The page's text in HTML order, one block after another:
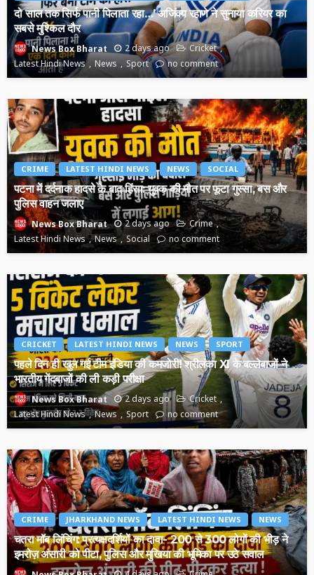
दो साल तक सिर्फ पानी पिलाता रहा…’ अजिंक्य रहाणे ने सुनाया करियर का
सबसे मुश्किल दौर
News Box Bharat 2 days ago
Cricket
Latest Hindi News
News Sport no comment
CRIME LATEST HINDI NEWS NEWS SOCIAL
पटना में दर्दनाक हादसे के बाद हिंसा: युवक की मौत पर फूटा गुस्सा, बस और
पुलिस वाहन जलाए
News Box Bharat 2 days ago
Crime
Latest Hindi News
News Social no comment
CRICKET LATEST HINDI NEWS NEWS SPORT
पहले दिन ही खुल गई टीम इंडिया की कमजोरी! श्रीलंका XI के बल्लेबाजों ने
भारतीय गेंदबाजों की ली कड़ी परीक्षा
News Box Bharat 2 days ago
Cricket
Latest Hindi News
News Sport no comment
CRIME JHARKHAND NEWS LATEST HINDI NEWS NEWS
चतरा मॉब लिंचिंग: प्रत्यक्षदर्शियों का दावा- 200 से 300 लोगों की भीड़ ने
इमरोज़ अंसारी को पीटा, पुलिस और मुखिया की भूमिका पर उठे सवाल